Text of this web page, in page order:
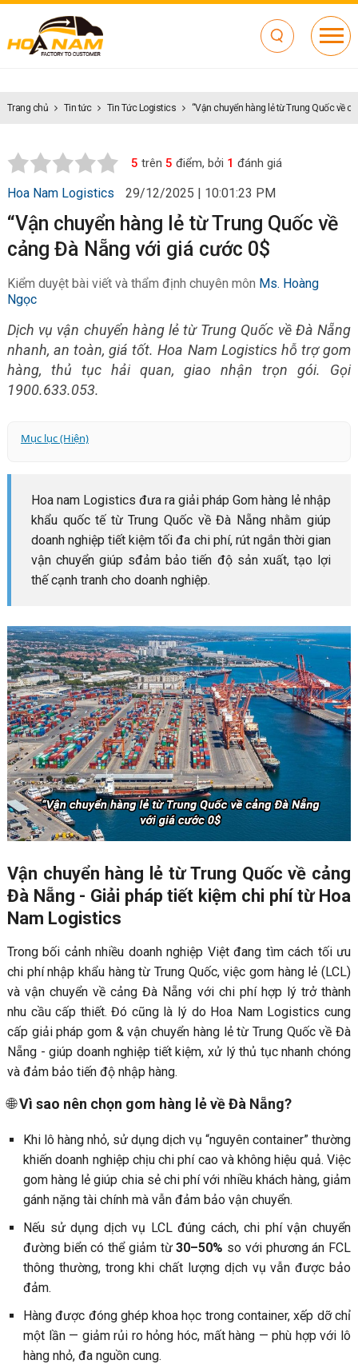
Trang chủ Tin tức Tin Tức Logistics “Vận chuyển hàng lẻ từ Trung Quốc về
5 trên 5 điểm, bởi 1 đánh giá
Hoa Nam Logistics 29/12/2025 | 10:01:23 PM
“Vận chuyển hàng lẻ từ Trung Quốc về
cảng Đà Nẵng với giá cước 0$
Kiểm duyệt bài viết và thẩm định chuyên môn Ms. Hoàng
Ngọc
Dịch vụ vận chuyển hàng lẻ từ Trung Quốc về Đà Nẵng
nhanh, an toàn, giá tốt. Hoa Nam Logistics hỗ trợ gom
hàng, thủ tục hải quan, giao nhận trọn gói. Gọi
1900.633.053.
Mục lục (Hiện)
🌐 Vì sao nên chọn gom hàng lẻ về Đà Nẵng?
✅ Dịch vụ gom & vận chuyển hàng lẻ của Hoa Nam
Logistics
🎯 Ai phù hợp với giải pháp này?
Hoa nam Logistics đưa ra giải pháp Gom hàng lẻ nhập
khẩu quốc tế từ Trung Quốc về Đà Nẵng nhằm giúp
doanh nghiệp tiết kiệm tối đa chi phí, rút ngắn thời gian
vận chuyển giúp sđảm bảo tiến độ sản xuất, tạo lợi
thế cạnh tranh cho doanh nghiệp.
Vận chuyển hàng lẻ từ Trung Quốc về cảng
Đà Nẵng - Giải pháp tiết kiệm chi phí từ Hoa
Nam Logistics
Trong bối cảnh nhiều doanh nghiệp Việt đang tìm cách tối ưu
chi phí nhập khẩu hàng từ Trung Quốc, việc gom hàng lẻ (LCL)
và vận chuyển về cảng Đà Nẵng với chi phí hợp lý trở thành
nhu cầu cấp thiết. Đó cũng là lý do Hoa Nam Logistics cung
cấp giải pháp gom & vận chuyển hàng lẻ từ Trung Quốc về Đà
Nẵng - giúp doanh nghiệp tiết kiệm, xử lý thủ tục nhanh chóng
và đảm bảo tiến độ nhập hàng.
🌐Vì sao nên chọn gom hàng lẻ về Đà Nẵng?
Khi lô hàng nhỏ, sử dụng dịch vụ “nguyên container” thường
khiến doanh nghiệp chịu chi phí cao và không hiệu quả. Việc
gom hàng lẻ giúp chia sẻ chi phí với nhiều khách hàng, giảm
gánh nặng tài chính mà vẫn đảm bảo vận chuyển.
Nếu sử dụng dịch vụ LCL đúng cách, chi phí vận chuyển
đường biển có thể giảm từ30–50% so với phương án FCL
thông thường, trong khi chất lượng dịch vụ vẫn được bảo
đảm.
Hàng được đóng ghép khoa học trong container, xếp dỡ chỉ
một lần — giảm rủi ro hỏng hóc, mất hàng — phù hợp với lô
hàng nhỏ, đa nguồn cung.